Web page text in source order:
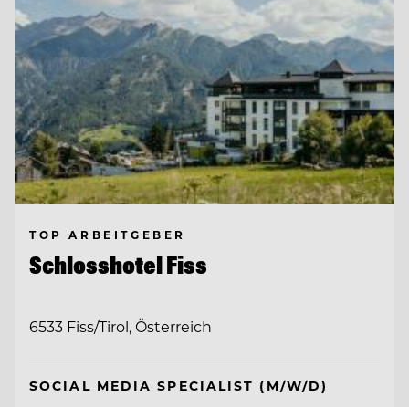
TOP ARBEITGEBER
Schlosshotel Fiss
6533 Fiss/Tirol, Österreich
SOCIAL MEDIA SPECIALIST (M/W/D)